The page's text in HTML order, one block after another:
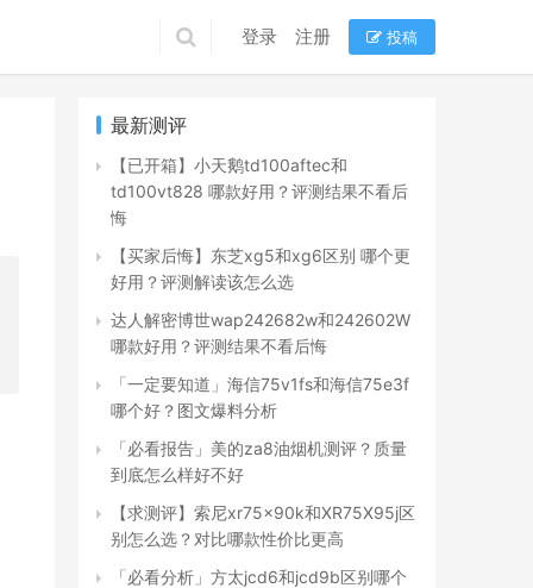
登录 注册 投稿
最新测评
【已开箱】小天鹅td100aftec和
td100vt828 哪款好用？评测结果不看后
悔
【买家后悔】东芝xg5和xg6区别 哪个更
好用？评测解读该怎么选
达人解密博世wap242682w和242602W
哪款好用？评测结果不看后悔
「一定要知道」海信75v1fs和海信75e3f
哪个好？图文爆料分析
「必看报告」美的za8油烟机测评？质量
到底怎么样好不好
【求测评】索尼xr75x90k和XR75X95j区
别怎么选？对比哪款性价比更高
「必看分析」方太jcd6和jcd9b区别哪个